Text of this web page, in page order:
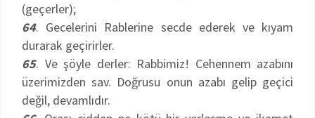
(geçerler);
64. Gecelerini Rablerine secde ederek ve kıyam
durarak geçirirler.
65. Ve şöyle derler: Rabbimiz! Cehennem azabını
üzerimizden sav. Doğrusu onun azabı gelip geçici
değil, devamlıdır.